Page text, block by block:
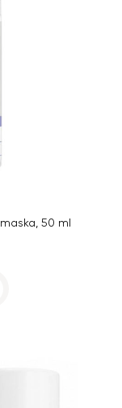
50 ml